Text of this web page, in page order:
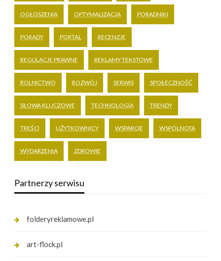
OGŁOSZENIA OPTYMALIZACJA PORADNIKI
PORADY PORTAL RECENZJE
REGULACJE PRAWNE REKLAMY TEKSTOWE
ROLNICTWO ROZWÓJ SERWIS SPOŁECZNOŚĆ
SŁOWA KLUCZOWE TECHNOLOGIA TRENDY
TREŚCI UŻYTKOWNICY WSPARCIE WSPÓLNOTA
WYDARZENIA ZDROWIE
Partnerzy serwisu
folderyreklamowe.pl
art-flock.pl